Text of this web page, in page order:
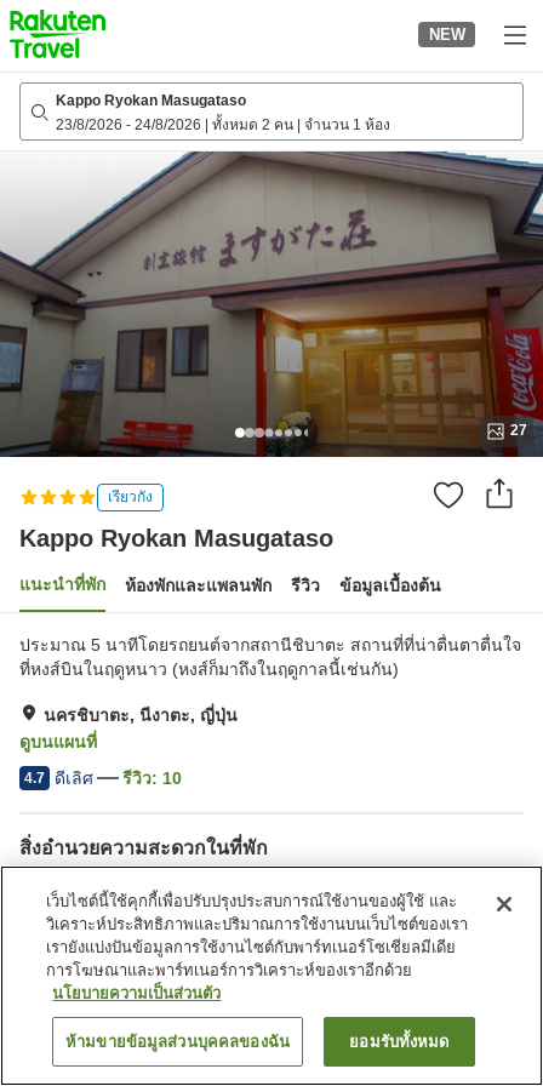
to
top
page
NEW
Kappo Ryokan Masugataso
23/8/2026 - 24/8/2026 ทั้งหมด 2 คน จำนวน 1 ห้อง
27
เรียวกัง
Kappo Ryokan Masugataso
แนะนำที่พัก ห้องพักและแพลนพัก รีวิว ข้อมูลเบื้องต้น
ประมาณ 5 นาทีโดยรถยนต์จากสถานีชิบาตะ สถานที่ที่น่าตื่นตาตื่นใจ
ที่หงส์บินในฤดูหนาว (หงส์ก็มาถึงในฤดูกาลนี้เช่นกัน)
นครชิบาตะ, นีงาตะ, ญี่ปุ่น
ดูบนแผนที่
4.7 ดีเลิศ รีวิว: 10
สิ่งอำนวยความสะดวกในที่พัก
ห้องจัดเลี้ยง
ห้องอาบน้ำใหญ่
หน้าแรก ญี่ปุ่น นีงาตะ
นครชิบาตะ
Kappo Ryokan Masugataso
ค้นหาห้องพัก
เว็บไซต์นี้ใช้คุกกี้เพื่อปรับปรุงประสบการณ์ใช้งานของผู้ใช้ และ
วิเคราะห์ประสิทธิภาพและปริมาณการใช้งานบนเว็บไซต์ของเรา
เรายังแบ่งปันข้อมูลการใช้งานไซต์กับพาร์ทเนอร์โซเชียลมีเดีย
การโฆษณาและพาร์ทเนอร์การวิเคราะห์ของเราอีกด้วย
นโยบายความเป็นส่วนตัว
ห้ามขายข้อมูลส่วนบุคคลของฉัน ยอมรับทั้งหมด